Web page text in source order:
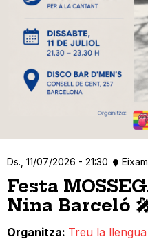
Ds., 11/07/2026 - 21:30
Festa
Nina Barceló
Organitza Treu la